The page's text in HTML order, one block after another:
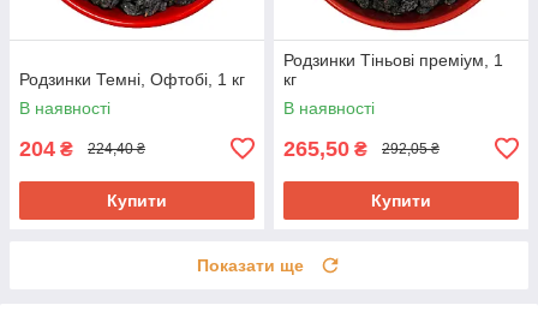
Родзинки Темні, Офтобі, 1 кг
В наявності
204 ₴ 224,40 ₴
Купити
Родзинки Тіньові преміум, 1
кг
В наявності
265,50 ₴ 292,05 ₴
Купити
Показати ще